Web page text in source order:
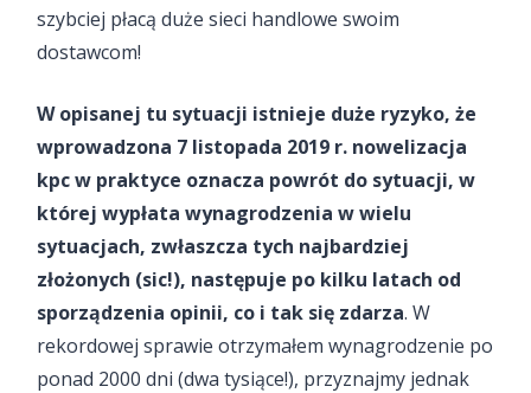
szybciej płacą duże sieci handlowe swoim
dostawcom!
W opisanej tu sytuacji istnieje duże ryzyko, że
wprowadzona 7 listopada 2019 r. nowelizacja
kpc w praktyce oznacza powrót do sytuacji, w
której wypłata wynagrodzenia w wielu
sytuacjach, zwłaszcza tych najbardziej
złożonych (sic!), następuje po kilku latach od
sporządzenia opinii, co i tak się zdarza. W
rekordowej sprawie otrzymałem wynagrodzenie po
ponad 2000 dni (dwa tysiące!), przyznajmy jednak